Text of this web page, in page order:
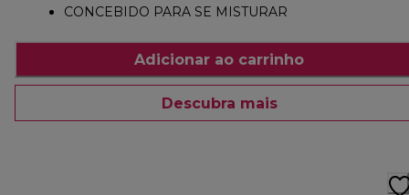
CONCEBIDO PARA SE MISTURAR
Adicionar ao carrinho
Descubra mais